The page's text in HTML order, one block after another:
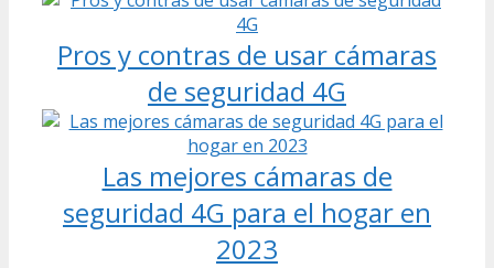
Pros y contras de usar cámaras
de seguridad 4G
Las mejores cámaras de
seguridad 4G para el hogar en
2023